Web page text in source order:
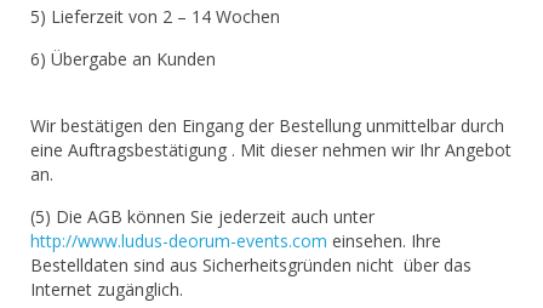
5) Lieferzeit von 2 – 14 Wochen
6) Übergabe an Kunden
Wir bestätigen den Eingang der Bestellung unmittelbar durch
eine Auftragsbestätigung . Mit dieser nehmen wir Ihr Angebot
an.
(5) Die AGB können Sie jederzeit auch unter
http://www.ludus-deorum-events.com einsehen. Ihre
Bestelldaten sind aus Sicherheitsgründen nicht über das
Internet zugänglich.